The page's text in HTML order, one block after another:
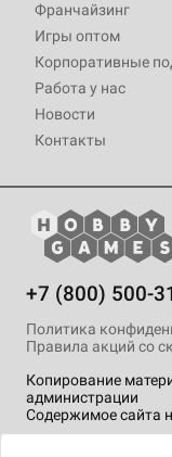
Франчайзинг
Игры оптом
Корпоративные
Работа у нас
Новости
Контакты
+7 (800) 500-
Копирование
администрации
Содержимое сайта
Политика
Правила акций со